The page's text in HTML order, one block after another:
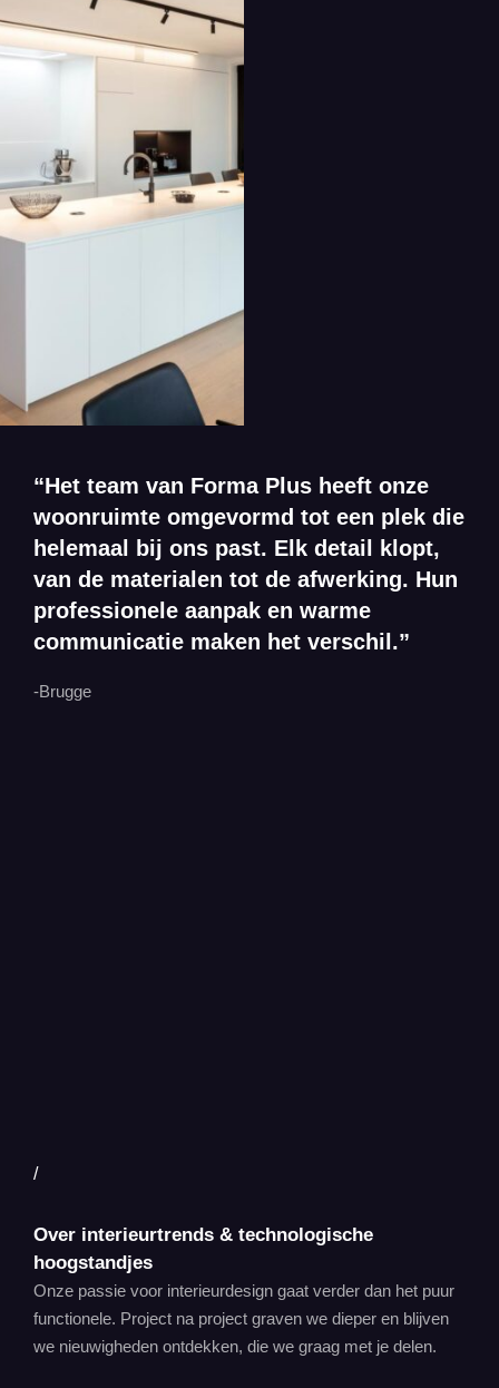
“Het team van Forma Plus heeft onze
woonruimte omgevormd tot een plek die
helemaal bij ons past. Elk detail klopt,
van de materialen tot de afwerking. Hun
professionele aanpak en warme
communicatie maken het verschil.”
-Brugge
/
Over interieurtrends & technologische
hoogstandjes
Onze passie voor interieurdesign gaat verder dan het puur
functionele. Project na project graven we dieper en blijven
we nieuwigheden ontdekken, die we graag met je delen.